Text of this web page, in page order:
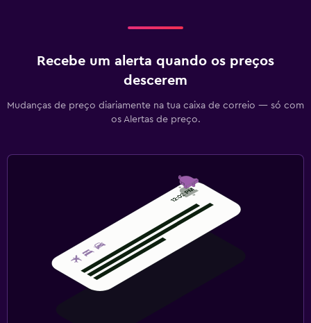
Recebe um alerta quando os preços
descerem
Mudanças de preço diariamente na tua caixa de correio — só com
os Alertas de preço.